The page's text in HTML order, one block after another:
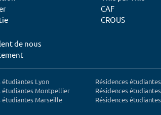
CAF
CROUS
de nous
étudiantes Lyon
étudiantes Montpellier
étudiantes Marseille
Résidences
Résidences
Résidences